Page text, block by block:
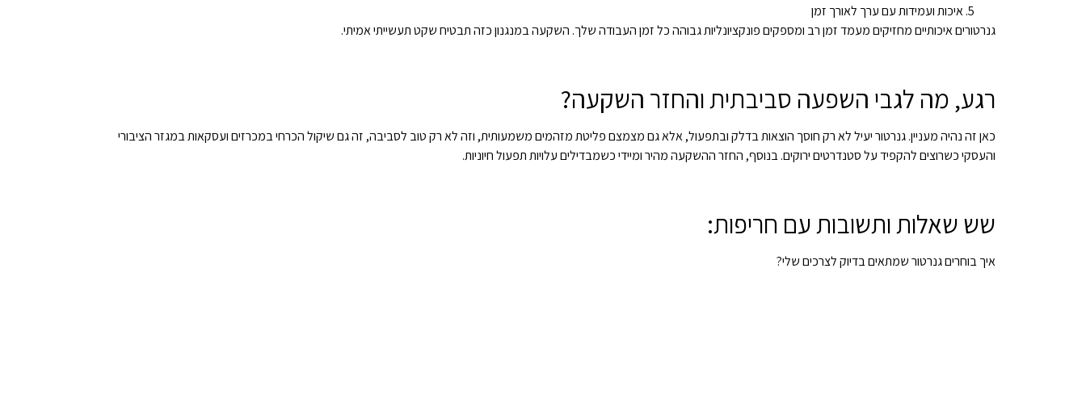
איכות ועמידות עם ערך לאורך זמן
גנרטורים איכותיים מחזיקים מעמד זמן רב ומספקים פונקציונליות גבוהה כל זמן העבודה שלך. השקעה במנגנון כזה תבטיח שקט תעשייתי אמיתי.
רגע, מה לגבי השפעה סביבתית והחזר השקעה?
כאן זה נהיה מעניין. גנרטור יעיל לא רק חוסך הוצאות בדלק ובתפעול, אלא גם מצמצם פליטת מזהמים משמעותית, וזה לא רק טוב לסביבה, זה גם שיקול הכרחי במכרזים ועסקאות במגזר הציבורי
והעסקי כשרוצים להקפיד על סטנדרטים ירוקים. בנוסף, החזר ההשקעה מהיר ומיידי כשמבדילים עלויות תפעול חיוניות.
שש שאלות ותשובות עם חריפות:
איך בוחרים גנרטור שמתאים בדיוק לצרכים שלי?